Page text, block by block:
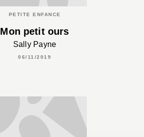
PETITE ENFANCE
Mon petit ours
Sally Payne
06/11/2019